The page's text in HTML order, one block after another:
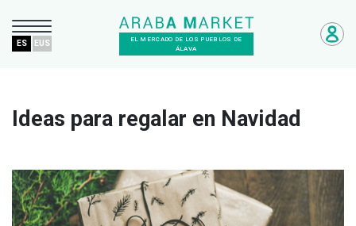
EL MERCADO DE LOS PUEBLOS DE
ÁLAVA
ES EUS
Ideas para regalar en Navidad